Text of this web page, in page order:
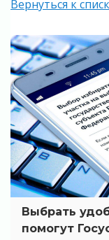
Вернуться к
Выбрать
помогут